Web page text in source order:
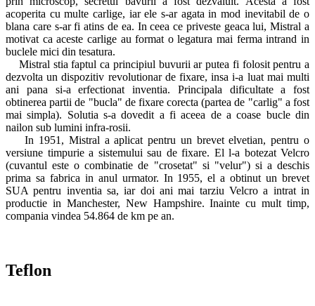
acoperita cu multe carlige, iar ele s-ar agata in mod inevitabil de o
blana care s-ar fi atins de ea. In ceea ce priveste geaca lui, Mistral a
motivat ca aceste carlige au format o legatura mai ferma intrand in
buclele mici din tesatura.
Mistral stia faptul ca principiul buvurii ar putea fi folosit pentru a
dezvolta un dispozitiv revolutionar de fixare, insa i-a luat mai multi
ani pana si-a erfectionat inventia. Principala dificultate a fost
obtinerea partii de "bucla" de fixare corecta (partea de "carlig" a fost
mai simpla). Solutia s-a dovedit a fi aceea de a coase bucle din
nailon sub lumini infra-rosii.
In 1951, Mistral a aplicat pentru un brevet elvetian, pentru o
versiune timpurie a sistemului sau de fixare. El l-a botezat Velcro
(cuvantul este o combinatie de "crosetat" si "velur") si a deschis
prima sa fabrica in anul urmator. In 1955, el a obtinut un brevet
SUA pentru inventia sa, iar doi ani mai tarziu Velcro a intrat in
productie in Manchester, New Hampshire. Inainte cu mult timp,
compania vindea 54.864 de km pe an.
Teflon